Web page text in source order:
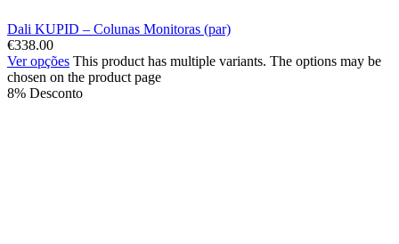
Dali KUPID – Colunas Monitoras (par)
€338.00
Ver opções This product has multiple variants. The options may be
chosen on the product page
8% Desconto